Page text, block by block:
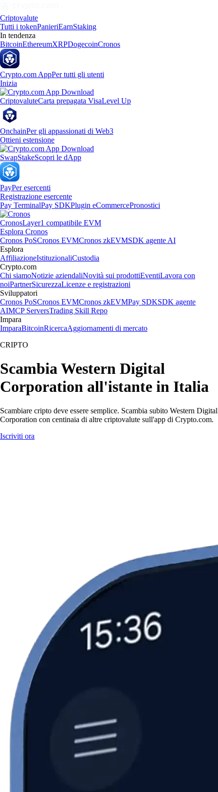
Criptovalute
Tutti i tokenPanieriEarnStaking
In tendenza
BitcoinEthereumXRPDogecoinCronos
Crypto.com AppPer tutti gli utenti
Inizia
CriptovaluteCarta prepagata VisaLevel Up
OnchainPer gli appassionati di Web3
Ottieni estensione
SwapStakeScopri le dApp
PayPer esercenti
Registrazione esercente
Pay TerminalPay SDKPlugin eCommercePronostici
CronosLayer1 compatibile EVM
Esplora Cronos
Cronos PoSCronos EVMCronos zkEVMSDK agente AI
Esplora
AffiliazioneIstituzionaliCustodia
Crypto.com
Chi siamoNotizie aziendaliNovità sui prodottiEventiLavora con
noiPartnerSicurezzaLicenze e registrazioni
Sviluppatori
Cronos PoSCronos EVMCronos zkEVMPay SDKSDK agente
AIMCP ServersTrading Skill Repo
Impara
ImparaBitcoinRicercaAggiornamenti di mercato
CRIPTO
Scambia Western Digital
Corporation all'istante in Italia
Scambiare cripto deve essere semplice. Scambia subito Western Digital
Corporation con centinaia di altre criptovalute sull'app di Crypto.com.
Iscriviti ora